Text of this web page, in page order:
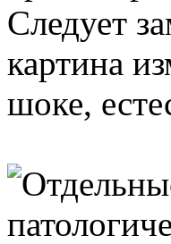
Следует
картина
шоке,